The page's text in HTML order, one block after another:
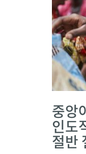
중앙
인도
절반